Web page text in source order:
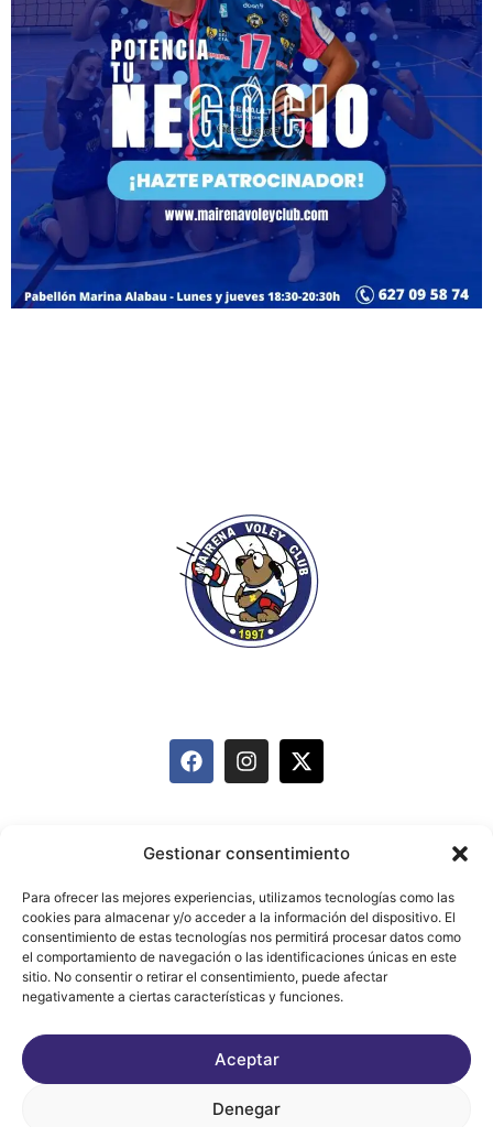
Gestionar consentimiento
Para ofrecer las mejores experiencias, utilizamos tecnologías como las
cookies para almacenar y/o acceder a la información del dispositivo. El
consentimiento de estas tecnologías nos permitirá procesar datos como
el comportamiento de navegación o las identificaciones únicas en este
sitio. No consentir o retirar el consentimiento, puede afectar
negativamente a ciertas características y funciones.
Aceptar
Denegar
Contacto
Aviso legal